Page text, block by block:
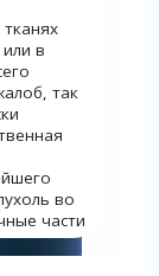
в
так
во
части